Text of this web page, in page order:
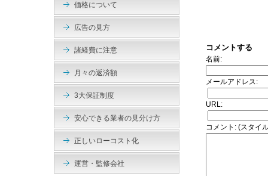
コメントする
名前:
メールアドレス:
URL:
コメント: (スタイ
価格について
広告の見方
諸経費に注意
月々の返済額
3大保証制度
安心できる業者の見分け方
正しいローコスト化
運営・監修会社